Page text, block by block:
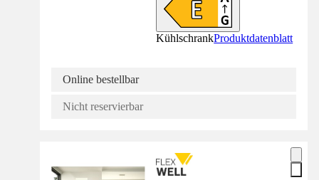
KühlschrankProduktdatenblatt
Online bestellbar
Nicht reservierbar